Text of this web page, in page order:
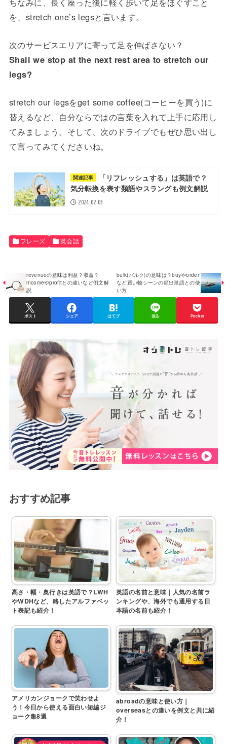
を、stretch one’s legsと言います。
次のサービスエリアに寄って足を伸ばさない？
Shall we stop at the next rest area to stretch our
legs?
stretch our legsをget some coffee(コーヒーを買う)に
替えるなど、自分ならではの言葉を入れて上手に応用し
てみましょう。そして、次のドライブでもぜひ思い出し
て言ってみてくださいね。
関連記事
「リフレッシュする」は英語で？
気分転換を表す類語やスラングも例文解説
2024.02.03
フレーズ 英会話
revenueの意味は利益？収益？
incomeやprofitとの違いなど例文解
説
bulk(バルク)の意味は？buyやorder
など買い物シーンの頻出単語との使
い方
ポスト シェア はてブ 送る Pocket
おすすめ記事
高さ・幅・奥行きは英語で？LWH
やWDHなど、略したアルファベッ
ト表記も紹介！
英語の名前と意味｜人気の名前ラ
ンキングや、海外でも通用する日
本語の名前も紹介！
アメリカンジョークで笑わせよ
う！今日から使える面白い短編ジ
ョーク集8選
abroadの意味と使い方｜
overseasとの違いを例文と共に紹
介！